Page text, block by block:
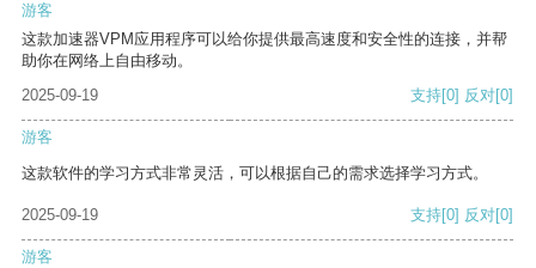
游客
这款加速器VPM应用程序可以给你提供最高速度和安全性的连接，并帮
助你在网络上自由移动。
2025-09-19
支持[0] 反对[0]
游客
这款软件的学习方式非常灵活，可以根据自己的需求选择学习方式。
2025-09-19 支持[0] 反对[0]
游客